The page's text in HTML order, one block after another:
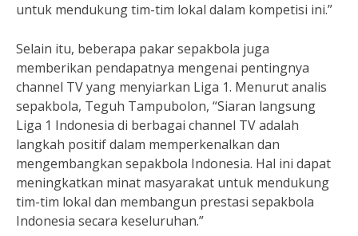
untuk mendukung tim-tim lokal dalam kompetisi ini.”
Selain itu, beberapa pakar sepakbola juga
memberikan pendapatnya mengenai pentingnya
channel TV yang menyiarkan Liga 1. Menurut analis
sepakbola, Teguh Tampubolon, “Siaran langsung
Liga 1 Indonesia di berbagai channel TV adalah
langkah positif dalam memperkenalkan dan
mengembangkan sepakbola Indonesia. Hal ini dapat
meningkatkan minat masyarakat untuk mendukung
tim-tim lokal dan membangun prestasi sepakbola
Indonesia secara keseluruhan.”